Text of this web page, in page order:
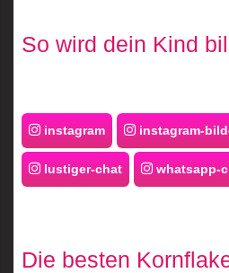
So wird dein Kind
instagram instagram-
lustiger-chat whatsapp-
Die besten